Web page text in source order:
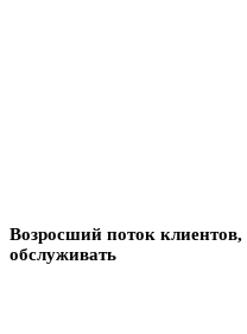
Возросший поток
обслуживать